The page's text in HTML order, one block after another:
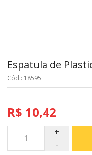
Espatula de
Cód.: 18595
R$ 10,42